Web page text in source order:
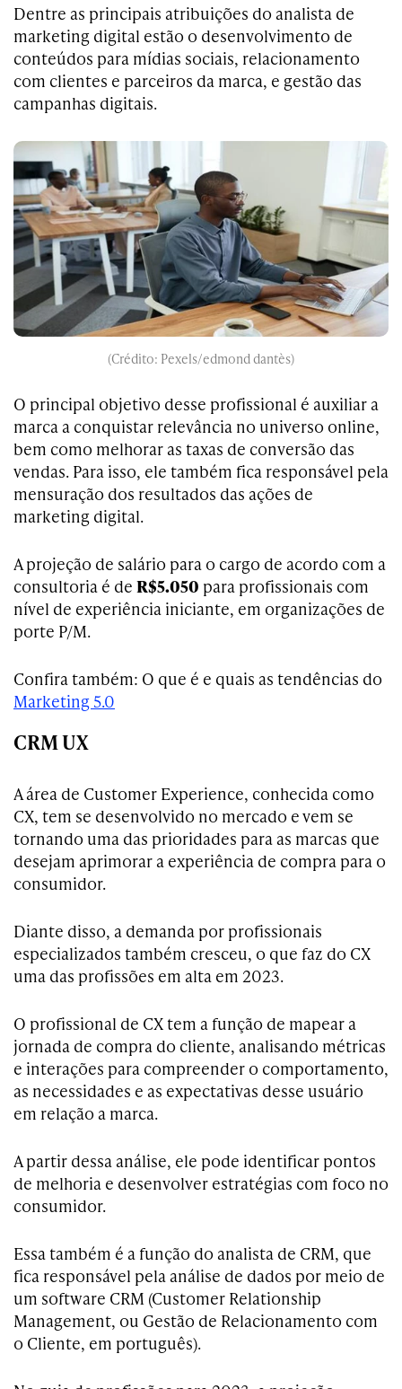
Dentre as principais atribuições do analista de
marketing digital estão o desenvolvimento de
conteúdos para mídias sociais, relacionamento
com clientes e parceiros da marca, e gestão das
campanhas digitais.
(Crédito: Pexels/edmond dantès)
O principal objetivo desse profissional é auxiliar a
marca a conquistar relevância no universo online,
bem como melhorar as taxas de conversão das
vendas. Para isso, ele também fica responsável pela
mensuração dos resultados das ações de
marketing digital.
A projeção de salário para o cargo de acordo com a
consultoria é de R$5.050 para profissionais com
nível de experiência iniciante, em organizações de
porte P/M.
Confira também: O que é e quais as tendências do
Marketing 5.0
CRM UX
A área de Customer Experience, conhecida como
CX, tem se desenvolvido no mercado e vem se
tornando uma das prioridades para as marcas que
desejam aprimorar a experiência de compra para o
consumidor.
Diante disso, a demanda por profissionais
especializados também cresceu, o que faz do CX
uma das profissões em alta em 2023.
O profissional de CX tem a função de mapear a
jornada de compra do cliente, analisando métricas
e interações para compreender o comportamento,
as necessidades e as expectativas desse usuário
em relação a marca.
A partir dessa análise, ele pode identificar pontos
de melhoria e desenvolver estratégias com foco no
consumidor.
Essa também é a função do analista de CRM, que
fica responsável pela análise de dados por meio de
um software CRM (Customer Relationship
Management, ou Gestão de Relacionamento com
o Cliente, em português).